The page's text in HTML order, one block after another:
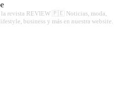
la revista REVIEW 🇵🇪 Noticias, moda,
business y más en nuestra website.